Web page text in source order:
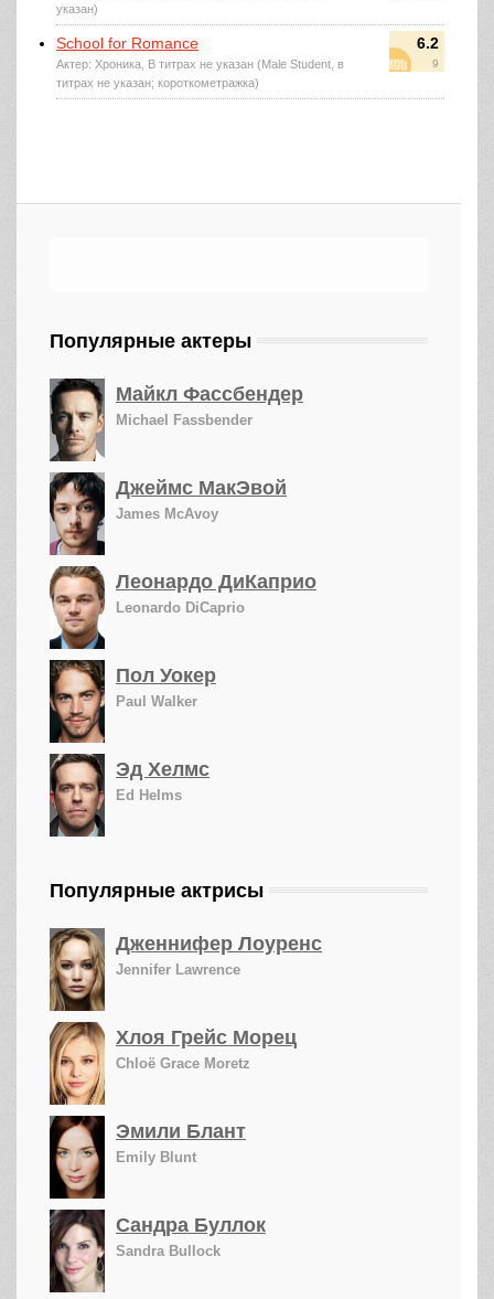
указан)
6.2
9
School for Romance
Актер: Хроника, В титрах не указан (Male Student, в
титрах не указан; короткометражка)
Популярные актеры
Майкл Фассбендер
Michael Fassbender
Джеймс МакЭвой
James McAvoy
Леонардо ДиКаприо
Leonardo DiCaprio
Пол Уокер
Paul Walker
Эд Хелмс
Ed Helms
Популярные актрисы
Дженнифер Лоуренс
Jennifer Lawrence
Хлоя Грейс Морец
Chloë Grace Moretz
Эмили Блант
Emily Blunt
Сандра Буллок
Sandra Bullock